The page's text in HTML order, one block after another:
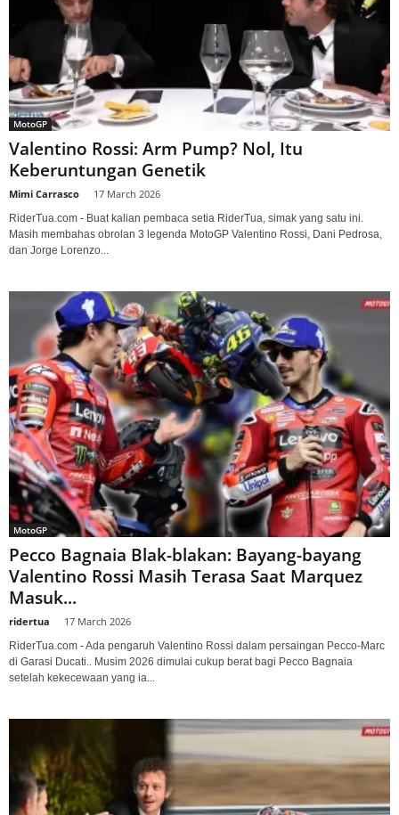
MotoGP
Valentino Rossi: Arm Pump? Nol, Itu
Keberuntungan Genetik
Mimi Carrasco 17 March 2026
RiderTua.com - Buat kalian pembaca setia RiderTua, simak yang satu ini.
Masih membahas obrolan 3 legenda MotoGP Valentino Rossi, Dani Pedrosa,
dan Jorge Lorenzo...
MotoGP
Pecco Bagnaia Blak-blakan: Bayang-bayang
Valentino Rossi Masih Terasa Saat Marquez
Masuk...
ridertua 17 March 2026
RiderTua.com - Ada pengaruh Valentino Rossi dalam persaingan Pecco-Marc
di Garasi Ducati.. Musim 2026 dimulai cukup berat bagi Pecco Bagnaia
setelah kekecewaan yang ia...